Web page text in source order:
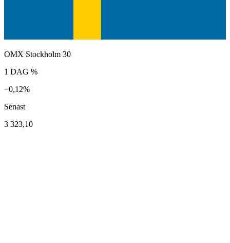
OMX Stockholm 30
1 DAG %
−0,12%
Senast
3 323,10